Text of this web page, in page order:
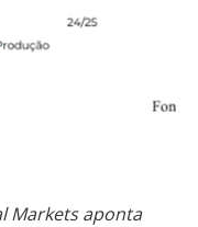
Markets aponta